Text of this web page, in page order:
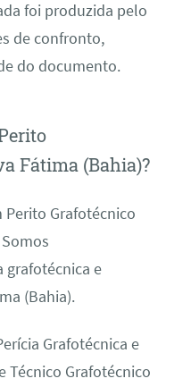
foi produzida pelo
de confronto,
do documento.
Fátima (Bahia)?
Grafotécnico
grafotécnica e
(Bahia).
Grafotécnica e
Técnico Grafotécnico